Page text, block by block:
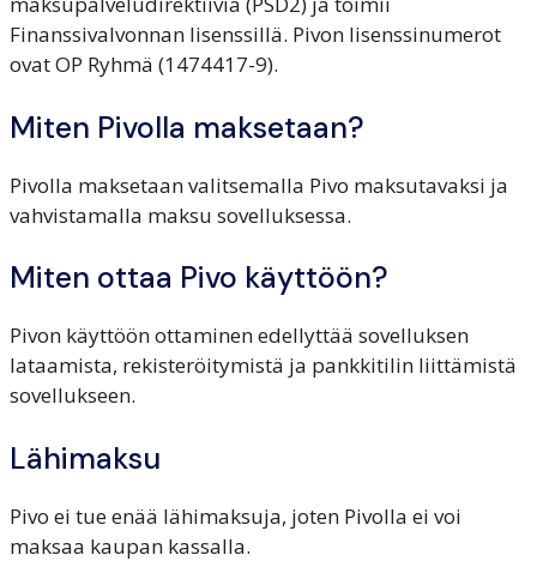
Finanssivalvonnan lisenssillä. Pivon lisenssinumerot
ovat OP Ryhmä (1474417-9).
Miten Pivolla maksetaan?
Pivolla maksetaan valitsemalla Pivo maksutavaksi ja
vahvistamalla maksu sovelluksessa.
Miten ottaa Pivo käyttöön?
Pivon käyttöön ottaminen edellyttää sovelluksen
lataamista, rekisteröitymistä ja pankkitilin liittämistä
sovellukseen.
Lähimaksu
Pivo ei tue enää lähimaksuja, joten Pivolla ei voi
maksaa kaupan kassalla.